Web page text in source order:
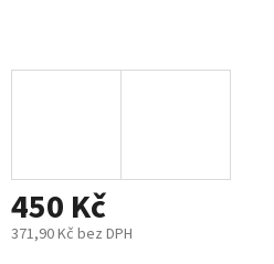
450 Kč
371,90 Kč bez DPH